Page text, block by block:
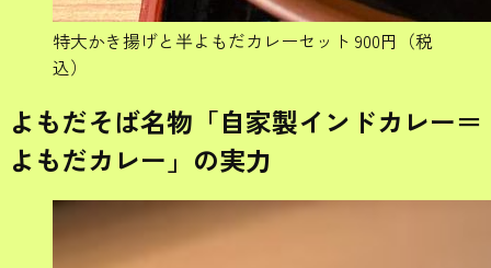
特大かき揚げと半よもだカレーセット 900円（税
込）
よもだそば名物「自家製インドカレー＝
よもだカレー」の実力